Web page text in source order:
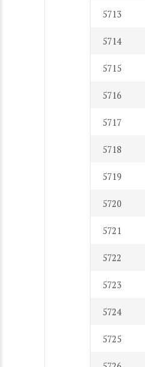
5713
5714
5715
5716
5717
5718
5719
5720
5721
5722
5723
5724
5725